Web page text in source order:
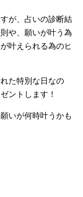
が、占いの診断結
や、願いが叶う為
叶えられる為のヒ
た特別な日なの
ントします！
いが何時叶うかも